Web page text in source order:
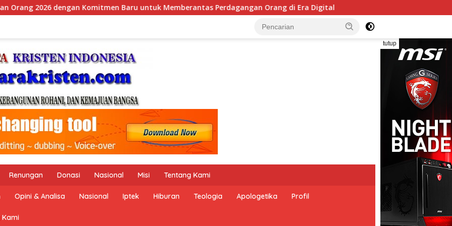
Memberantas Perdagangan Orang di Era Digital Rayakan Hari Ulang Tahun (HUT) ke 9, Komunitas
tutup
Renungan Donasi Nasional Misi Tentang Kami
Opini & Analisa Nasional Iptek Hiburan Teologia Apologetika Profil
Kami